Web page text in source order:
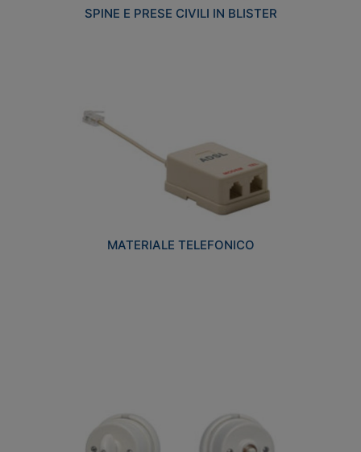
SPINE E PRESE CIVILI IN BLISTER
MATERIALE TELEFONICO